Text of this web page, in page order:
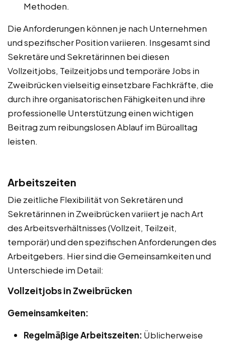
Methoden.
Die Anforderungen können je nach Unternehmen
und spezifischer Position variieren. Insgesamt sind
Sekretäre und Sekretärinnen bei diesen
Vollzeitjobs, Teilzeitjobs und temporäre Jobs in
Zweibrücken vielseitig einsetzbare Fachkräfte, die
durch ihre organisatorischen Fähigkeiten und ihre
professionelle Unterstützung einen wichtigen
Beitrag zum reibungslosen Ablauf im Büroalltag
leisten.
Arbeitszeiten
Die zeitliche Flexibilität von Sekretären und
Sekretärinnen in Zweibrücken variiert je nach Art
des Arbeitsverhältnisses (Vollzeit, Teilzeit,
temporär) und den spezifischen Anforderungen des
Arbeitgebers. Hier sind die Gemeinsamkeiten und
Unterschiede im Detail:
Vollzeitjobs in Zweibrücken
Gemeinsamkeiten:
Regelmäßige Arbeitszeiten: Üblicherweise